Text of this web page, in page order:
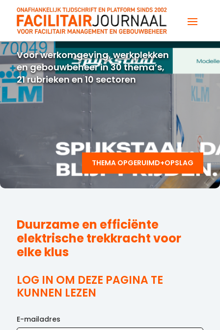
Voor werkomgeving, werkplekken
en gebouwbeheer in 30 thema’s,
21 rubrieken en 10 sectoren
THEMA OPGERUIMD+OPSLAG
Duurzame en efficiënte
elektrische trekkracht voor
elke klus
LOG IN OM DEZE PAGINA TE
KUNNEN LEZEN
E-mailadres